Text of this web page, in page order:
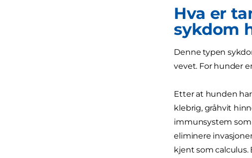
Hva er
sykdom
Denne typen
vevet. For hunder
Etter at hunden
klebrig, gråhvit
immunsystem
eliminere
kjent som